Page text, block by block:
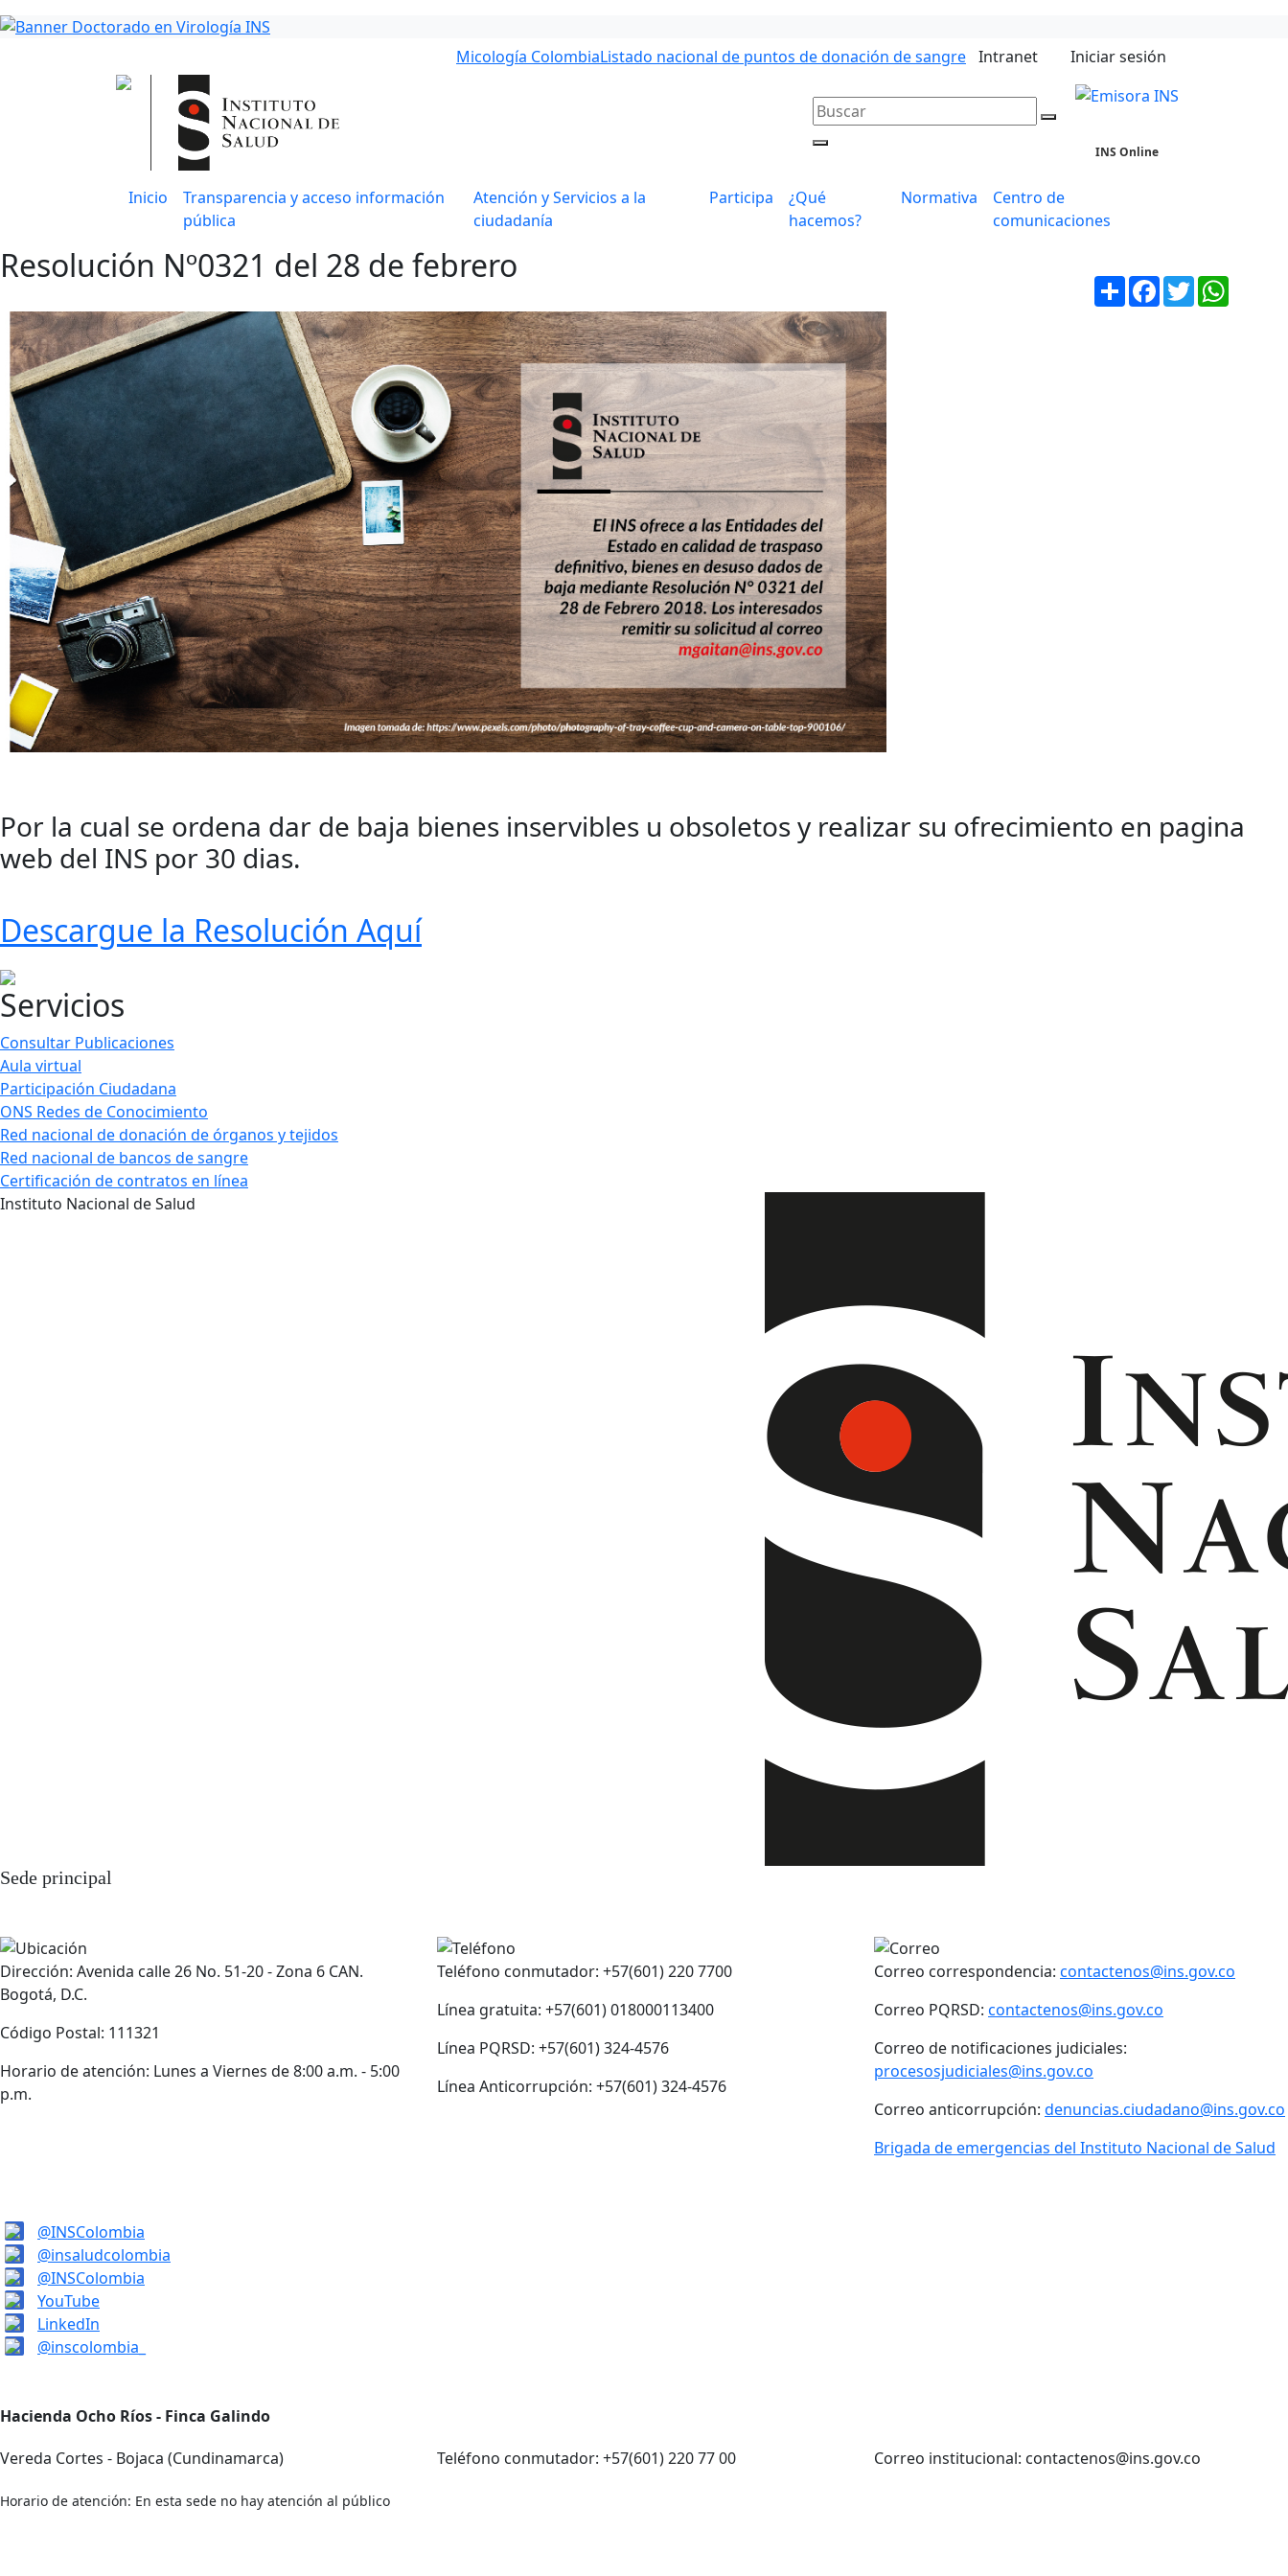
Micología ColombiaListado nacional de puntos de donación de sangre Intranet Iniciar sesión
INS Online
Inicio
Transparencia y acceso información
pública
Atención y Servicios a la
ciudadanía
Participa
¿Qué
hacemos?
Normativa
Centro de
comunicaciones
Resolución Nº0321 del 28 de febrero Compartir
Facebook
Twitter
Por la cual se ordena dar de baja bienes inservibles u obsoletos y realizar su ofrecimiento en pagina
web del INS por 30 dias.
Descargue la Resolución Aquí
Servicios
Consultar Publicaciones
Aula virtual
Participación Ciudadana
ONS Redes de Conocimiento
Red nacional de donación de órganos y tejidos
Red nacional de bancos de sangre
Certificación de contratos en línea
Instituto Nacional de Salud
Sede principal
Dirección: Avenida calle 26 No. 51-20 - Zona 6 CAN.
Bogotá, D.C.
Código Postal: 111321
Horario de atención: Lunes a Viernes de 8:00 a.m. - 5:00
p.m.
Teléfono conmutador: +57(601) 220 7700
Línea gratuita: +57(601) 018000113400
Línea PQRSD: +57(601) 324-4576
Línea Anticorrupción: +57(601) 324-4576
Correo correspondencia: contactenos@ins.gov.co
Correo PQRSD: contactenos@ins.gov.co
Correo de notificaciones judiciales:
procesosjudiciales@ins.gov.co
Correo anticorrupción: denuncias.ciudadano@ins.gov.co
Brigada de emergencias del Instituto Nacional de Salud
@INSColombia
@insaludcolombia
@INSColombia
YouTube
LinkedIn
@inscolombia_
Hacienda Ocho Ríos - Finca Galindo
Vereda Cortes - Bojaca (Cundinamarca)
Teléfono conmutador: +57(601) 220 77 00 Correo institucional: contactenos@ins.gov.co
Horario de atención: En esta sede no hay atención al público